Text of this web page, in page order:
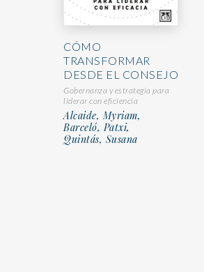
CÓMO
TRANSFORMAR
DESDE EL CONSEJO
Gobernanza y estrategia para
liderar con eficiencia
Alcaide, Myriam,
Barceló, Patxi,
Quintás, Susana